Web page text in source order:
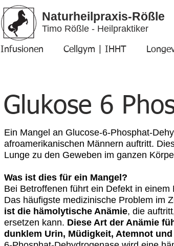
Naturheilpraxis-Rößle
Timo Rößle - Heilpraktiker
Infusionen Cellgym | IHHT
Glukose 6
Ein Mangel an Glucose-6-Phosphat-
afroamerikanischen Männern auftritt.
Lunge zu den Geweben im ganzen
Was ist dies für ein Mangel?
Bei Betroffenen führt ein Defekt in
Das häufigste medizinische Problem im
ist die hämolytische Anämie, die
ersetzen kann. Diese Art der Anämie
dunklem Urin, Müdigkeit, Atemnot